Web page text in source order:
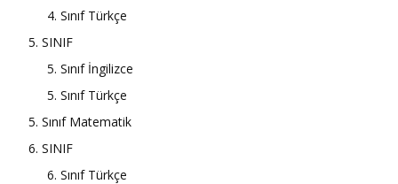
4. Sınıf Türkçe
5. SINIF
5. Sınıf İngilizce
5. Sınıf Türkçe
5. Sınıf Matematik
6. SINIF
6. Sınıf Türkçe